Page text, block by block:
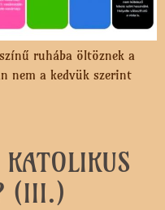
ruhába öltöznek a
nem a kedvük szerint
(III.)